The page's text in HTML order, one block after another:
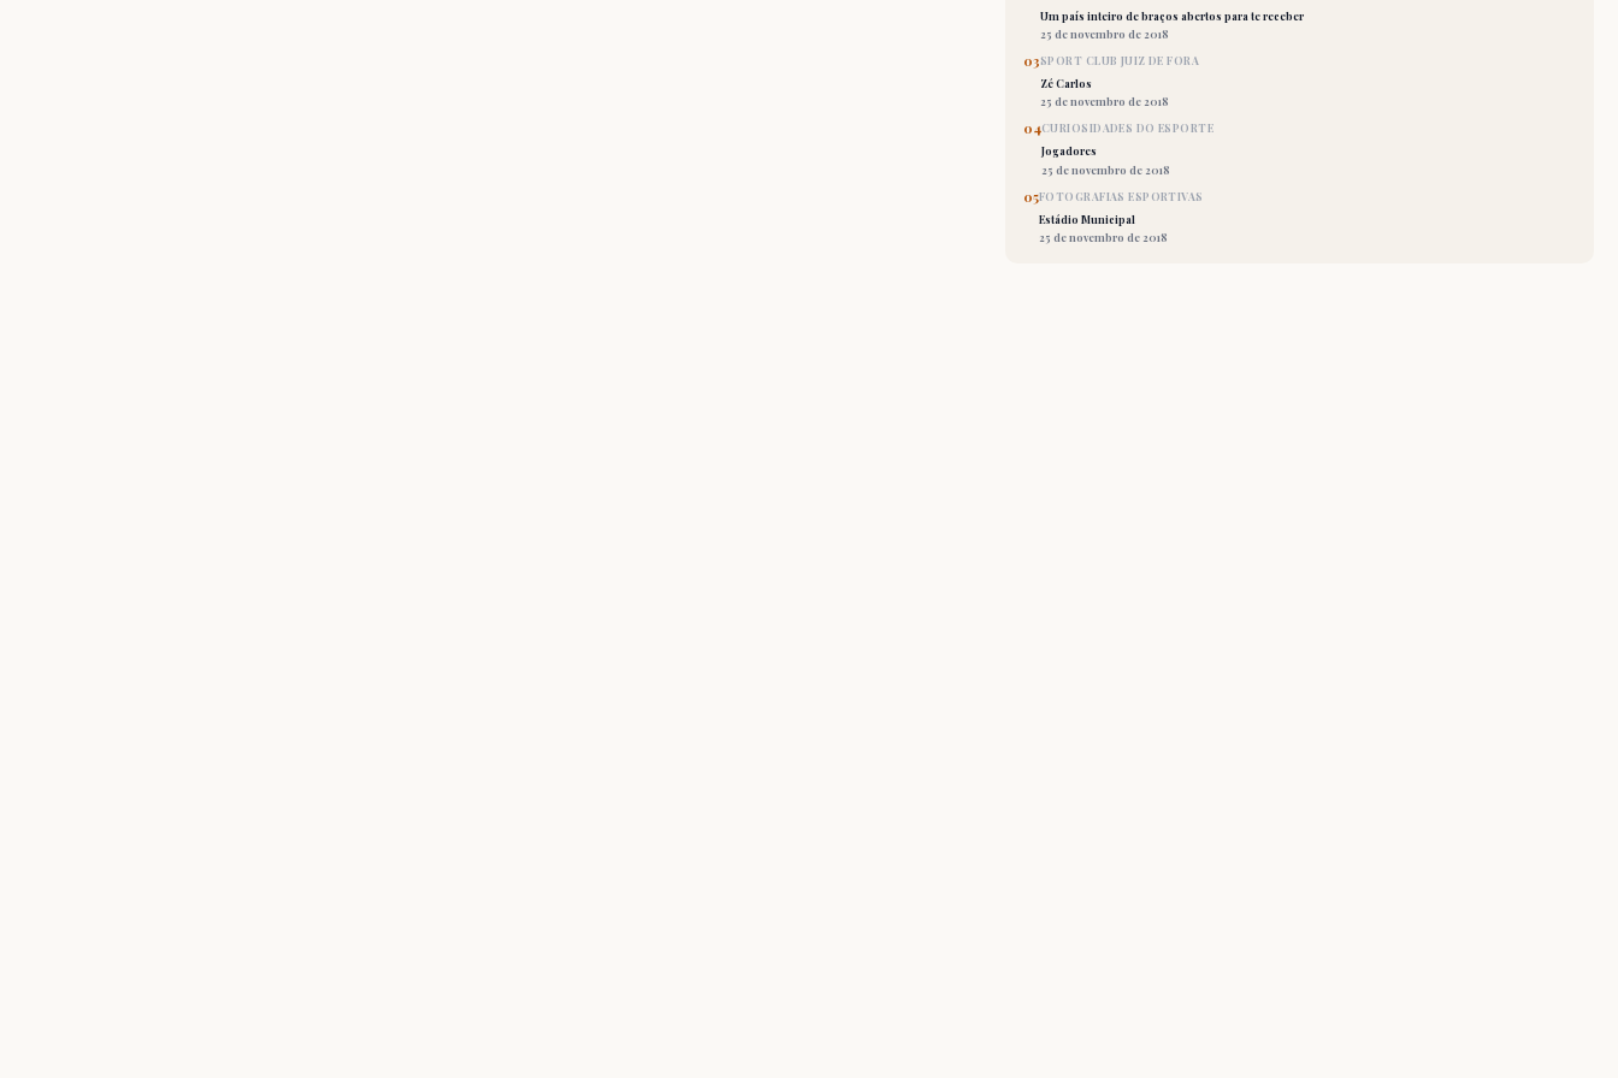
Um país inteiro de braços abertos para te receber
25 de novembro de 2018
03SPORT CLUB JUIZ DE FORA
Zé Carlos
25 de novembro de 2018
04CURIOSIDADES DO ESPORTE
Jogadores
25 de novembro de 2018
05FOTOGRAFIAS ESPORTIVAS
Estádio Municipal
25 de novembro de 2018